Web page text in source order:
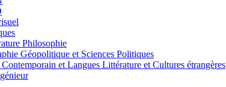
Philosophie
Géopolitique et Sciences Politiques
et Langues Littérature et Cultures étrangères